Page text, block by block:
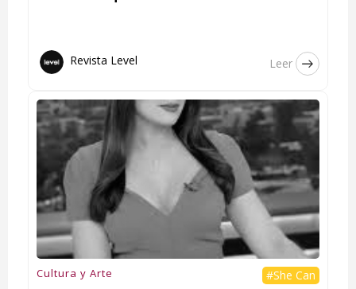
Revista Level Leer
Cultura y Arte #She Can